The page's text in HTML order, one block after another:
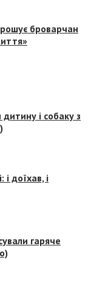
броварчан
і собаку з
доїхав, і
гаряче